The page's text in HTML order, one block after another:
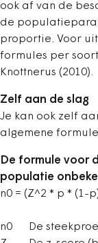
ook af van de
de
proportie. Voor
formules per
Knottnerus (2010).
Zelf aan de slag
Je kan ook zelf
algemene
De formule voor
populatie
n0 = (Z^2 * p * (1-
n0 De